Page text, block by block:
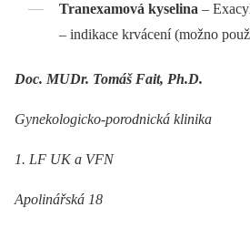
Tranexamová kyselina –⁠
–⁠ indikace krvácení (možno
Doc. MUDr. Tomáš Fait, Ph.D.
Gynekologicko-porodnická klinika
1. LF UK a VFN
Apolinářská 18